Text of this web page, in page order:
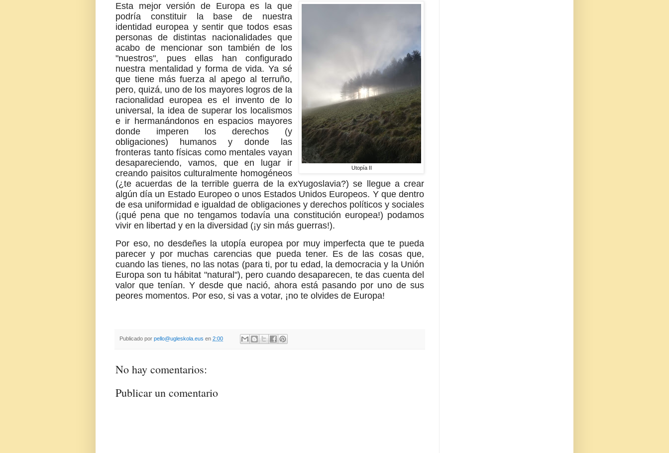
Utopía II
Esta mejor versión de Europa es la que
podría constituir la base de nuestra
identidad europea y sentir que todos esas
personas de distintas nacionalidades que
acabo de mencionar son también de los
"nuestros", pues ellas han configurado
nuestra mentalidad y forma de vida. Ya sé
que tiene más fuerza al apego al terruño,
pero, quizá, uno de los mayores logros de la
racionalidad europea es el invento de lo
universal, la idea de superar los localismos
e ir hermanándonos en espacios mayores
donde imperen los derechos (y
obligaciones) humanos y donde las
fronteras tanto físicas como mentales vayan
desapareciendo, vamos, que en lugar ir
creando paisitos culturalmente homogéneos
(¿te acuerdas de la terrible guerra de la exYugoslavia?) se llegue a crear
algún día un Estado Europeo o unos Estados Unidos Europeos. Y que dentro
de esa uniformidad e igualdad de obligaciones y derechos políticos y sociales
(¡qué pena que no tengamos todavía una constitución europea!) podamos
vivir en libertad y en la diversidad (¡y sin más guerras!).
Por eso, no desdeñes la utopía europea por muy imperfecta que te pueda
parecer y por muchas carencias que pueda tener. Es de las cosas que,
cuando las tienes, no las notas (para ti, por tu edad, la democracia y la Unión
Europa son tu hábitat "natural"), pero cuando desaparecen, te das cuenta del
valor que tenían. Y desde que nació, ahora está pasando por uno de sus
peores momentos. Por eso, si vas a votar, ¡no te olvides de Europa!
Publicado por pello@ugleskola.eus en 2:00
No hay comentarios:
Publicar un comentario